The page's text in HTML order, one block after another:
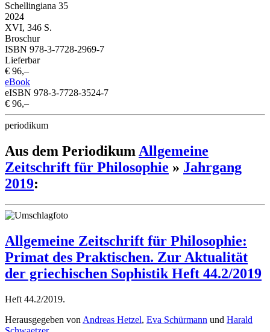
Schellingiana 35
2024
XVI, 346 S.
Broschur
ISBN 978-3-7728-2969-7
Lieferbar
€ 96,–
eBook
eISBN 978-3-7728-3524-7
€ 96,–
periodikum
Aus dem PeriodikumAllgemeine
Zeitschrift für Philosophie » Jahrgang
2019:
Allgemeine Zeitschrift für Philosophie:
Primat des Praktischen. Zur Aktualität
der griechischen Sophistik Heft 44.2/2019
Heft 44.2/2019.
Herausgegeben von Andreas Hetzel, Eva Schürmann und Harald